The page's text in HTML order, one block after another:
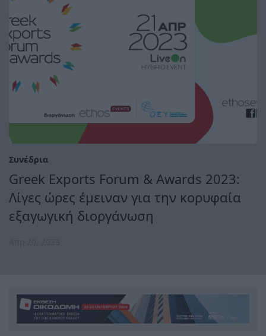
Συνέδρια
Greek Exports Forum & Awards 2023:
Λίγες ώρες έμειναν για την κορυφαία
εξαγωγική διοργάνωση